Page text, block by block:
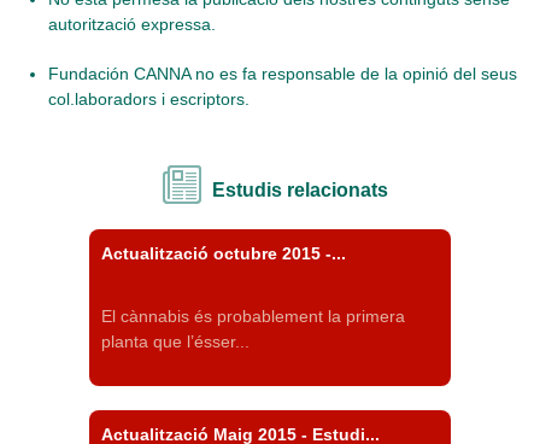
autorització expressa.
Fundación CANNA no es fa responsable de la opinió del seus
col.laboradors i escriptors.
Estudis relacionats
Actualització octubre 2015 -...
El cànnabis és probablement la primera
planta que l’ésser...
Actualització Maig 2015 - Estudi...